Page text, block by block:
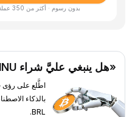
بدون رسوم · أكثر من 350 عملة رقمية · أكثر من 40 عملة نقدية
«هل ينبغي عليَّ شراء SHIBA INU ‏(SHIB) الآن؟»
BRL.